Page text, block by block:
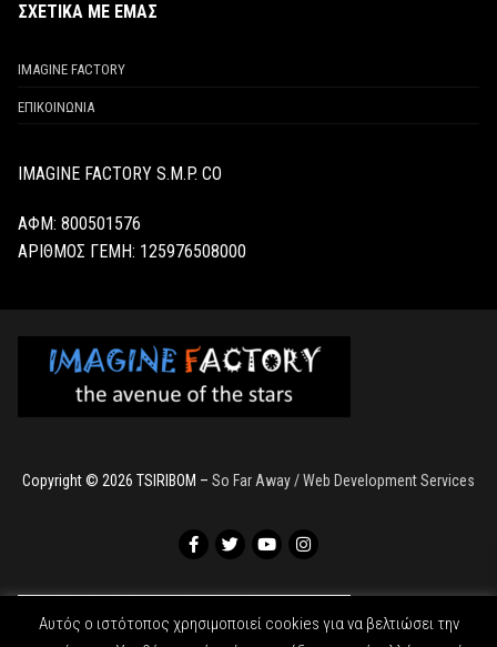
ΣΧΕΤΙΚΑ ΜΕ ΕΜΑΣ
IMAGINE FACTORY
ΕΠΙΚΟΙΝΩΝΙΑ
IMAGINE FACTORY S.M.P. CO
ΑΦΜ: 800501576
ΑΡΙΘΜΟΣ ΓΕΜΗ: 125976508000
Copyright © 2026 TSIRIBOM – So Far Away / Web Development Services
Αυτός ο ιστότοπος χρησιμοποιεί cookies για να βελτιώσει την